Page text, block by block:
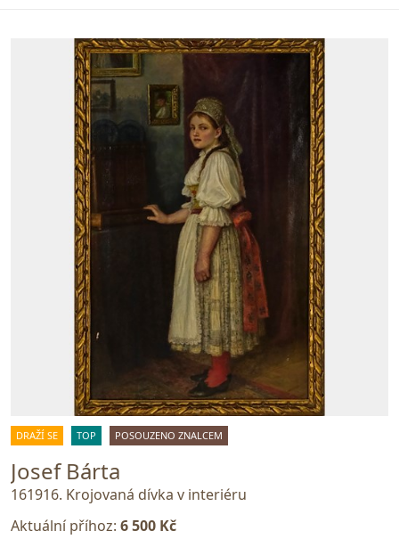
DRAŽÍ SE TOP POSOUZENO ZNALCEM
Josef Bárta
161916. Krojovaná dívka v interiéru
Aktuální příhoz: 6 500 Kč